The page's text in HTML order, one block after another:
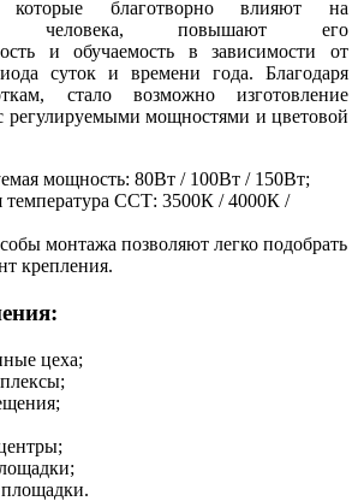
которые благотворно влияют на
человека,
повышают его
и обучаемость в зависимости от
суток и времени года. Благодаря
стало возможно изготовление
регулируемыми мощностями и цветовой
мощность: 80Вт / 100Вт / 150Вт;
температура ССТ: 3500К / 4000К /
монтажа позволяют легко подобрать
крепления.
цеха;